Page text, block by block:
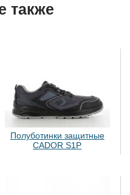
также
Полуботинки защитные
CADOR S1P